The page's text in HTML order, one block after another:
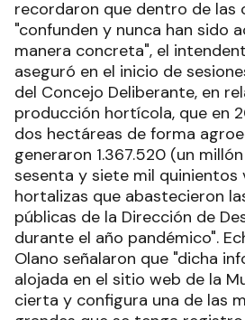
recordaron que dentro de las
"confunden y nunca han sido
manera concreta", el
aseguró en el inicio de
del Concejo Deliberante, en
producción hortícola, que en
dos hectáreas de forma
generaron 1.367.520 (un
sesenta y siete mil quinientos
hortalizas que abastecieron
públicas de la Dirección de
durante el año pandémico".
Olano señalaron que "dicha
alojada en el sitio web de la
cierta y configura una de las